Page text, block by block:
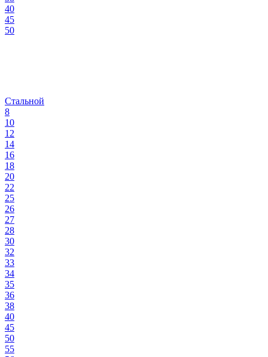
40
45
50
Стальной
8
10
12
14
16
18
20
22
25
26
27
28
30
32
33
34
35
36
38
40
45
50
55